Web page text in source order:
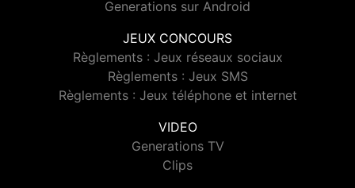
Generations sur Android
JEUX CONCOURS
Règlements : Jeux réseaux sociaux
Règlements : Jeux SMS
Règlements : Jeux téléphone et internet
VIDEO
Generations TV
Clips